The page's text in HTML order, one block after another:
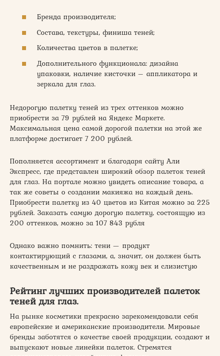
Бренда производителя;
Состава, текстуры, финиша теней;
Количества цветов в палетке;
Дополнительного функционала: дизайна
упаковки, наличие кисточки – аппликатора и
зеркала для глаз.
Недорогую палетку теней из трех оттенков можно
приобрести за 79 рублей на Яндекс Маркете.
Максимальная цена самой дорогой палетки на этой же
платформе достигает 7 200 рублей.
Пополняется ассортимент и благодаря сайту Али
Экспресс, где представлен широкий обзор палеток теней
для глаз. На портале можно увидеть описание товара, а
так же советы о создании макияжа на каждый день.
Приобрести палетку из 40 цветов из Китая можно за 225
рублей. Заказать самую дорогую палетку, состоящую из
200 оттенков, можно за 107 843 рубля
Однако важно помнить: тени — продукт
контактирующий с глазами, а, значит, он должен быть
качественным и не раздражать кожу век и слизистую
Рейтинг лучших производителей палеток
теней для глаз.
На рынке косметики прекрасно зарекомендовали себя
европейские и американские производители. Мировые
бренды заботятся о качестве своей продукции, создают и
выпускают новые линейки палеток. Стремятся